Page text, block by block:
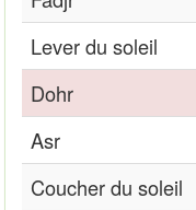
Lever du soleil
Dohr
Asr
Coucher du soleil